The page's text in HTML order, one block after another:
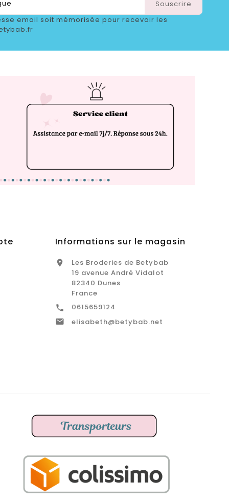
email soit mémorisée pour recevoir les
Informations sur le magasin

Les Broderies de Betybab
19 avenue André Vidalot
82340 Dunes
France
 0615659124
 elisabeth@betybab.net